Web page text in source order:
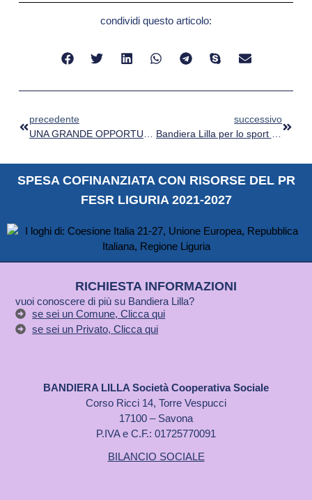
condividi questo articolo:
precedente
successivo
SPESA COFINANZIATA CON RISORSE DEL PR
FESR LIGURIA 2021-2027
RICHIESTA INFORMAZIONI
vuoi conoscere di più su Bandiera Lilla?
se sei un Comune, Clicca qui
se sei un Privato, Clicca qui
BANDIERA LILLA Società Cooperativa Sociale
Corso Ricci 14, Torre Vespucci
17100 – Savona
P.IVA e C.F.: 01725770091
BILANCIO SOCIALE